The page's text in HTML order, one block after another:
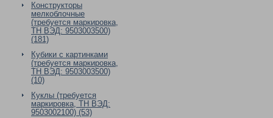
Конструкторы
мелкоблочные
(требуется маркировка,
ТН ВЭД: 9503003500)
(181)
Кубики с картинками
(требуется маркировка,
ТН ВЭД: 9503003500)
(10)
Куклы (требуется
маркировка, ТН ВЭД:
9503002100) (53)